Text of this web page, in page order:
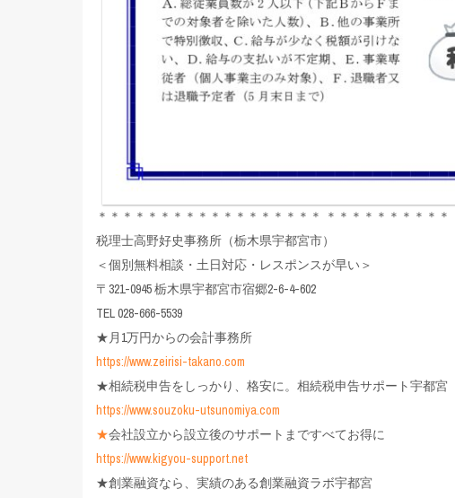
＊＊＊＊＊＊＊＊＊＊＊＊＊＊＊＊＊＊ ＊＊＊＊＊＊＊＊＊＊
税理士高野好史事務所（栃木県宇都宮市）
＜個別無料相談・土日対応・レスポンスが早い＞
〒321-0945 栃木県宇都宮市宿郷2-6-4-602
TEL 028-666-5539
★月1万円からの会計事務所
https://www.zeirisi-takano.com
★相続税申告をしっかり、格安に。相続税申告サポート宇都宮
https://www.souzoku-utsunomiya.com
★会社設立から設立後のサポートまですべてお得に
https://www.kigyou-support.net
★創業融資なら、実績のある創業融資ラボ宇都宮